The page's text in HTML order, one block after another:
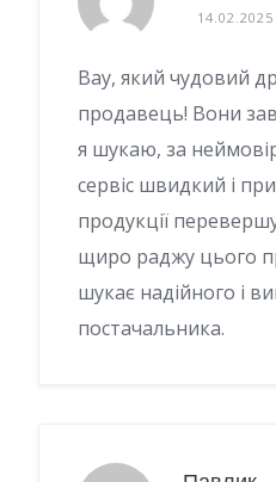
14.02.2025
Вау, який чудовий
продавець! Вони
я шукаю, за
сервіс швидкий і
продукції
щиро раджу цього
шукає надійного і
постачальника.